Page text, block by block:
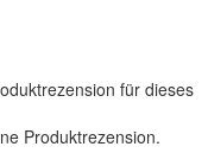
für dieses
Produktrezension.